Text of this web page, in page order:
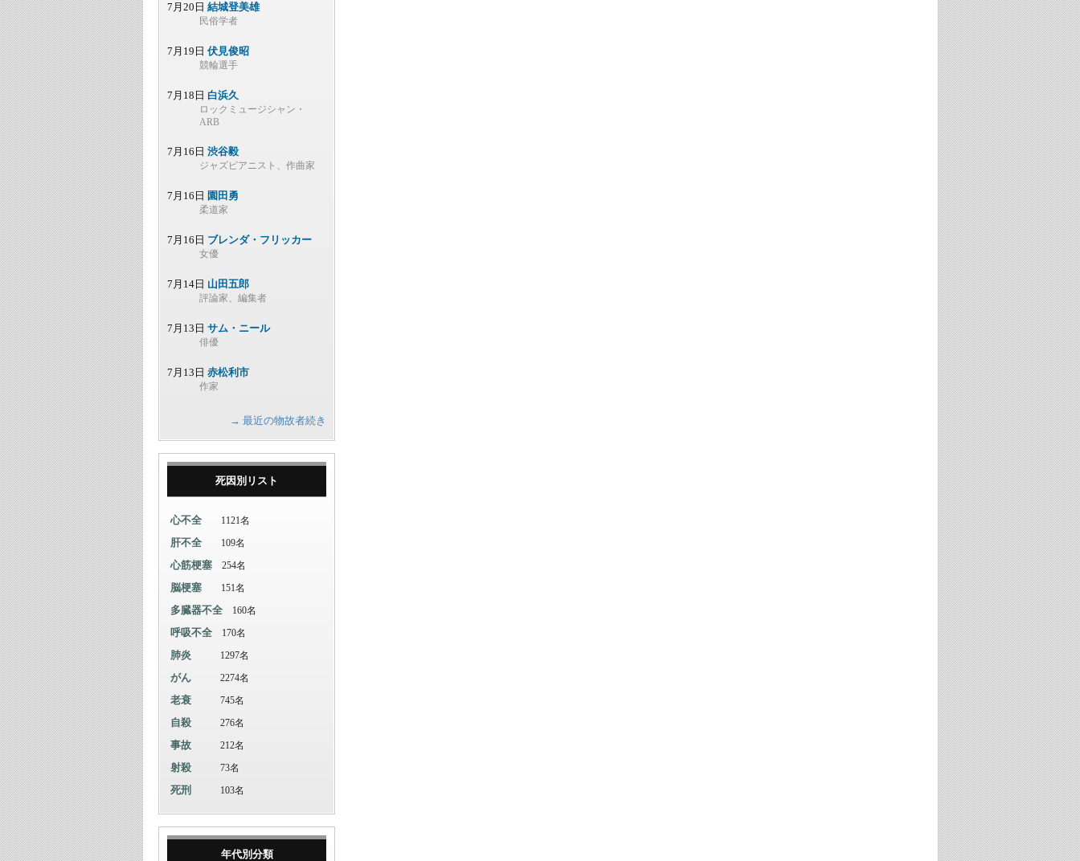
7月20日 結城登美雄
民俗学者
7月19日 伏見俊昭
競輪選手
7月18日 白浜久
ロックミュージシャン・
ARB
7月16日 渋谷毅
ジャズピアニスト、作曲家
7月16日 園田勇
柔道家
7月16日 ブレンダ・フリッカー
女優
7月14日 山田五郎
評論家、編集者
7月13日 サム・ニール
俳優
7月13日 赤松利市
作家
→ 最近の物故者続き
死因別リスト
心不全 1121名
肝不全 109名
心筋梗塞 254名
脳梗塞 151名
多臓器不全 160名
呼吸不全 170名
肺炎 1297名
がん 2274名
老衰 745名
自殺 276名
事故 212名
射殺 73名
死刑 103名
年代別分類